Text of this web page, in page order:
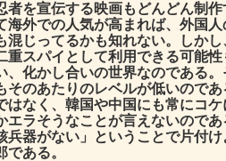
を宣伝する映画もどんどん制
海外での人気が高まれば、外国
混じってるかも知れない。しか
重スパイとして利用できる可能
、化かし合いの世界なのである
そのあたりのレベルが低いので
はなく、韓国や中国にも常にコ
エラそうなことが言えないので
兵器がない」ということで片付
である。